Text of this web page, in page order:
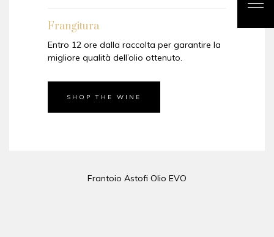
Frangitura
Entro 12 ore dalla raccolta per garantire la
migliore qualità dell’olio ottenuto.
SHOP THE WINE
Frantoio Astofi Olio EVO